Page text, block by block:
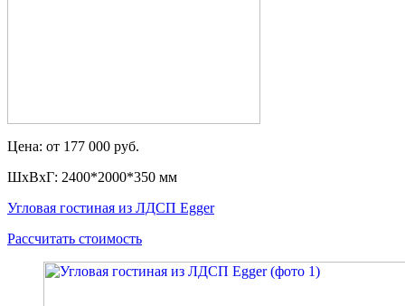
Цена: от 177 000 руб.
ШxВxГ: 2400*2000*350 мм
Угловая гостиная из ЛДСП Egger
Рассчитать стоимость